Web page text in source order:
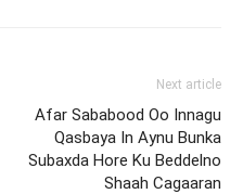
Next article
Afar Sababood Oo Innagu
Qasbaya In Aynu Bunka
Subaxda Hore Ku Beddelno
Shaah Cagaaran